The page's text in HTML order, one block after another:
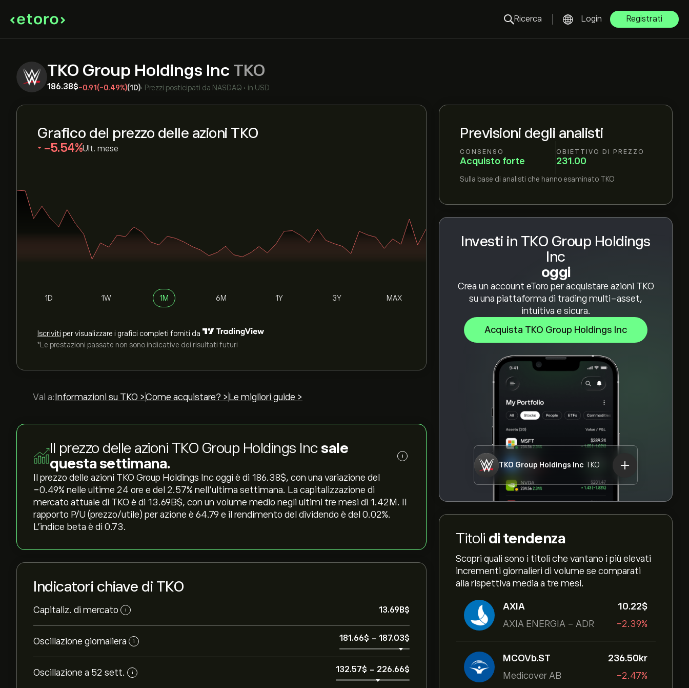
Ricerca Login Registrati
TKO Group Holdings Inc TKO
186.38‎$‎-0.91 (-0.49%)(1D)• Prezzi posticipati da NASDAQ • in USD
Previsioni degli analisti
CONSENSO
Acquisto forte
OBIETTIVO DI PREZZO
231.00
Sulla base di analisti che hanno esaminato TKO
Investi in TKO Group Holdings
Inc
oggi
Crea un account eToro per acquistare azioni TKO
su una piattaforma di trading multi-asset,
intuitiva e sicura.
Acquista TKO Group Holdings Inc
TKO Group Holdings Inc TKO
Titoli di tendenza
Scopri quali sono i titoli che vantano i più elevati
incrementi giornalieri di volume se comparati
alla rispettiva media a tre mesi.
AXIA
AXIA ENERGIA - ADR
10.22‎$‎
-2.39%
MCOVb.ST
Medicover AB
236.50‎kr‎
-2.47%
Grafico del prezzo delle azioni TKO
‎-5.54‎ Ult. mese
1D 1W 1M 6M 1Y 3Y MAX
Iscriviti per visualizzare i grafici completi forniti da
*Le prestazioni passate non sono indicative dei risultati futuri
Vai a: Informazioni su TKO >Come acquistare? > Le migliori guide >
Il prezzo delle azioni TKO Group Holdings Incsale
questa settimana.
i
Il prezzo delle azioni TKO Group Holdings Inc oggi è di 186.38‎$‎, con una variazione del
‎-0.49‎% nelle ultime 24 ore e del ‎2.57‎% nell'ultima settimana. La capitalizzazione di
mercato attuale di TKO è di 13.69B‎$‎, con un volume medio negli ultimi tre mesi di 1.42M. Il
rapporto P/U (prezzo/utile) per azione è 64.79 e il rendimento del dividendo è del 0.02%.
L'indice beta è di 0.73.
Indicatori chiave di TKO
Capitaliz. di mercato i 13.69B‎$‎
Oscillazione giornaliera i 181.66‎$‎ - 187.03‎$‎
Oscillazione a 52 sett. i 132.57‎$‎ - 226.66‎$‎